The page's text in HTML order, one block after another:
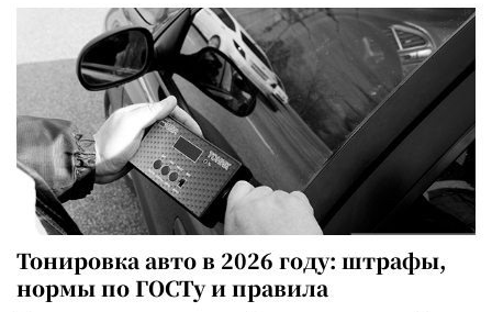
Тонировка авто в 2026 году: штрафы,
нормы по ГОСТу и правила